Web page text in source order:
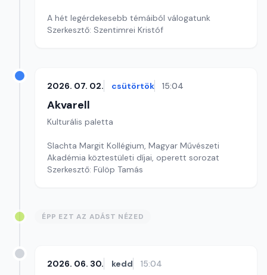
A hét legérdekesebb témáiból válogatunk
Szerkesztő: Szentimrei Kristóf
2026. 07. 02. csütörtök 15:04
Akvarell
Kulturális paletta
Slachta Margit Kollégium, Magyar Művészeti
Akadémia köztestületi díjai, operett sorozat
Szerkesztő: Fülöp Tamás
ÉPP EZT AZ ADÁST NÉZED
2026. 06. 30. kedd 15:04